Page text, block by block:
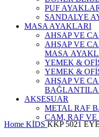
PUF
SANDALYE
MASA AYAKLARI
AHSAP VE
AHŞAP VE
MASA
YEMEK &
YEMEK &
AHŞAP VE
AKSESUAR
METAL RAF
CAM, RAF
Home KİDS KKP 5021